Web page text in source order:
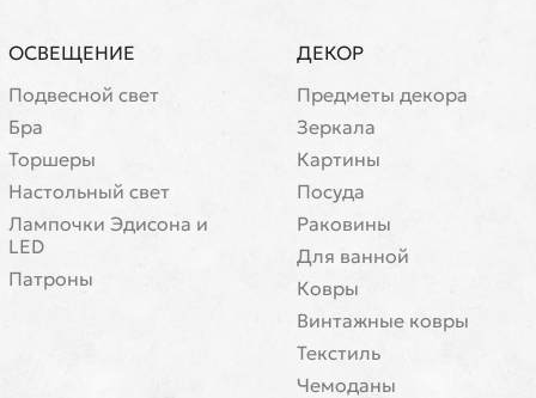
ОСВЕЩЕНИЕ
Подвесной свет
Бра
Торшеры
Настольный свет
Лампочки Эдисона и
LED
Патроны
ДЕКОР
Предметы декора
Зеркала
Картины
Посуда
Раковины
Для ванной
Ковры
Винтажные ковры
Текстиль
Чемоданы